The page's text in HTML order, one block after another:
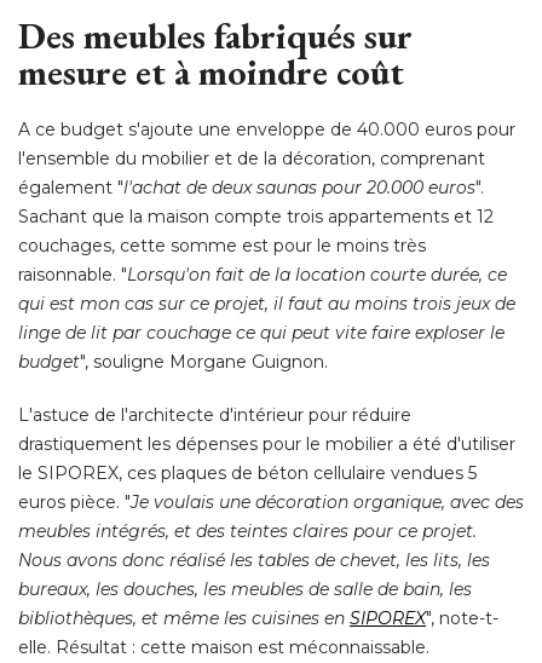
Des meubles fabriqués sur
mesure et à moindre coût
A ce budget s'ajoute une enveloppe de 40.000 euros pour
l'ensemble du mobilier et de la décoration, comprenant
également "l'achat de deux saunas pour 20.000 euros".
Sachant que la maison compte trois appartements et 12
couchages, cette somme est pour le moins très
raisonnable. "Lorsqu'on fait de la location courte durée, ce
qui est mon cas sur ce projet, il faut au moins trois jeux de
linge de lit par couchage ce qui peut vite faire exploser le
budget", souligne Morgane Guignon.
L'astuce de l'architecte d'intérieur pour réduire
drastiquement les dépenses pour le mobilier a été d'utiliser
le SIPOREX, ces plaques de béton cellulaire vendues 5
euros pièce. "Je voulais une décoration organique, avec des
meubles intégrés, et des teintes claires pour ce projet.
Nous avons donc réalisé les tables de chevet, les lits, les
bureaux, les douches, les meubles de salle de bain, les
bibliothèques, et même les cuisines en SIPOREX", note-t-
elle. Résultat : cette maison est méconnaissable.